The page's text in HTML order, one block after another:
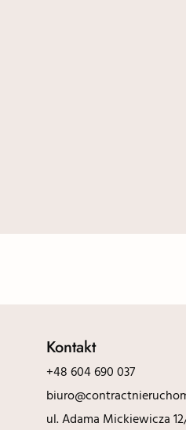
Kontakt
+48 604 690 037
ul. Adama Mickiewicza